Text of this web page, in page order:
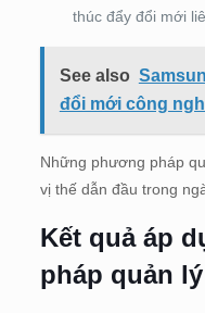
thúc đẩy đổi mới
See also
đổi mới công
Những phương pháp
vị thế dẫn đầu trong
Kết quả áp
pháp quản